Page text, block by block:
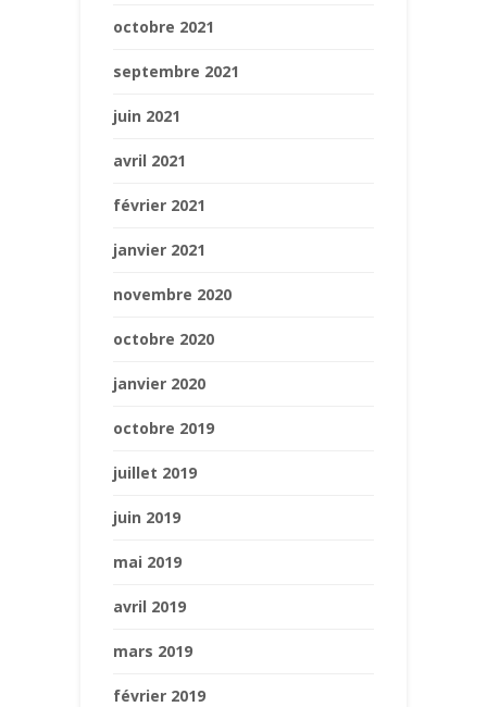
octobre 2021
septembre 2021
juin 2021
avril 2021
février 2021
janvier 2021
novembre 2020
octobre 2020
janvier 2020
octobre 2019
juillet 2019
juin 2019
mai 2019
avril 2019
mars 2019
février 2019